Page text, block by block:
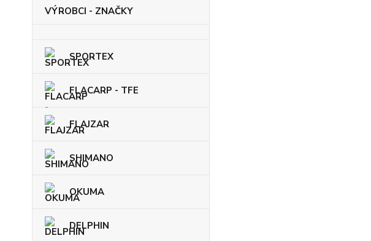
VÝROBCI - ZNAČKY
SPORTEX
FLACARP - TFE
FLAJZAR
SHIMANO
OKUMA
DELPHIN